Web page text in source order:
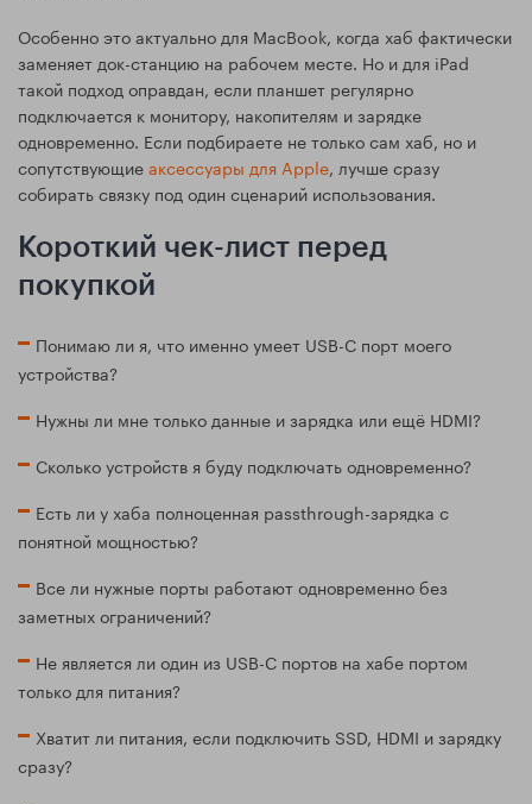
Особенно это актуально для MacBook, когда хаб фактически
заменяет док-станцию на рабочем месте. Но и для iPad
такой подход оправдан, если планшет регулярно
подключается к монитору, накопителям и зарядке
одновременно. Если подбираете не только сам хаб, но и
сопутствующиеаксессуары для Apple, лучше сразу
собирать связку под один сценарий использования.
Короткий чек-лист перед
покупкой
Понимаю ли я, что именно умеет USB-C порт моего
устройства?
Нужны ли мне только данные и зарядка или ещё HDMI?
Сколько устройств я буду подключать одновременно?
Есть ли у хаба полноценная passthrough-зарядка с
понятной мощностью?
Все ли нужные порты работают одновременно без
заметных ограничений?
Не является ли один из USB-C портов на хабе портом
только для питания?
Хватит ли питания, если подключить SSD, HDMI и зарядку
сразу?